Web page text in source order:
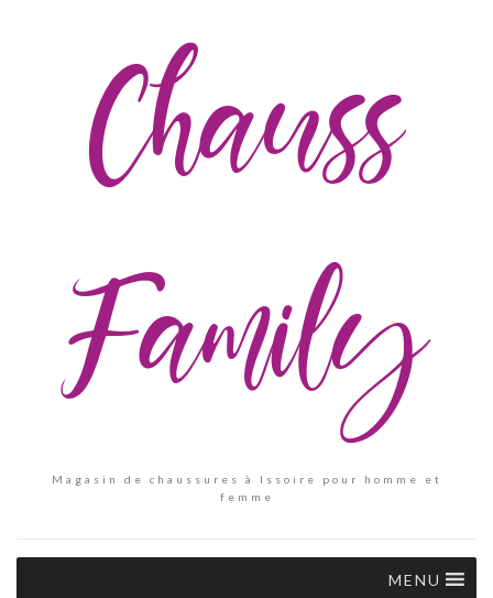
Chauss
Family
Magasin de chaussures à Issoire pour homme et
femme
MENU